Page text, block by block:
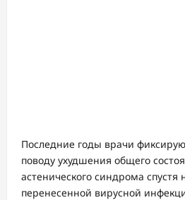
Последние годы врачи
поводу ухудшения общего
астенического синдрома спустя
перенесенной вирусной